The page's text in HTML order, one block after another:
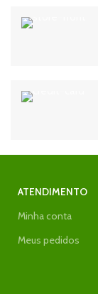
ATENDIMENTO
Minha conta
Meus pedidos